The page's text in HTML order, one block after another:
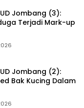
Jombang (3):
Terjadi Mark-up
Jombang (2):
Bak Kucing Dalam